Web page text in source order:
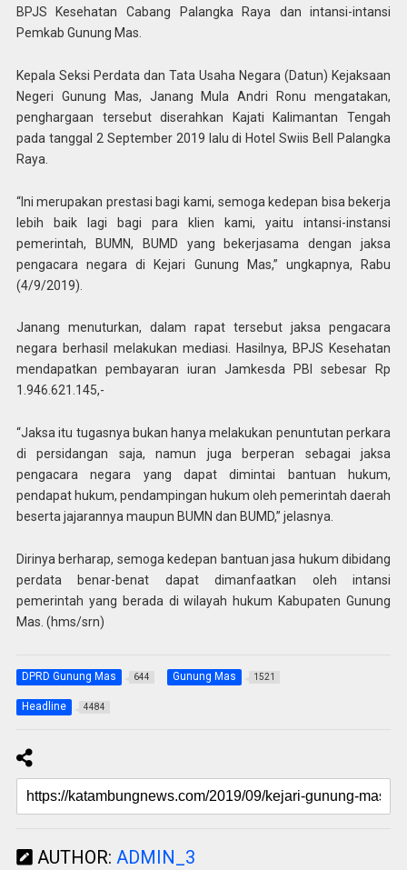
BPJS Kesehatan Cabang Palangka Raya dan intansi-intansi
Pemkab Gunung Mas.
Kepala Seksi Perdata dan Tata Usaha Negara (Datun) Kejaksaan
Negeri Gunung Mas, Janang Mula Andri Ronu mengatakan,
penghargaan tersebut diserahkan Kajati Kalimantan Tengah
pada tanggal 2 September 2019 lalu di Hotel Swiis Bell Palangka
Raya.
“Ini merupakan prestasi bagi kami, semoga kedepan bisa bekerja
lebih baik lagi bagi para klien kami, yaitu intansi-instansi
pemerintah, BUMN, BUMD yang bekerjasama dengan jaksa
pengacara negara di Kejari Gunung Mas,” ungkapnya, Rabu
(4/9/2019).
Janang menuturkan, dalam rapat tersebut jaksa pengacara
negara berhasil melakukan mediasi. Hasilnya, BPJS Kesehatan
mendapatkan pembayaran iuran Jamkesda PBI sebesar Rp
1.946.621.145,-
“Jaksa itu tugasnya bukan hanya melakukan penuntutan perkara
di persidangan saja, namun juga berperan sebagai jaksa
pengacara negara yang dapat dimintai bantuan hukum,
pendapat hukum, pendampingan hukum oleh pemerintah daerah
beserta jajarannya maupun BUMN dan BUMD,” jelasnya.
Dirinya berharap, semoga kedepan bantuan jasa hukum dibidang
perdata benar-benat dapat dimanfaatkan oleh intansi
pemerintah yang berada di wilayah hukum Kabupaten Gunung
Mas. (hms/srn)
DPRD Gunung Mas 644 Gunung Mas 1521
Headline 4484
AUTHOR: ADMIN_3